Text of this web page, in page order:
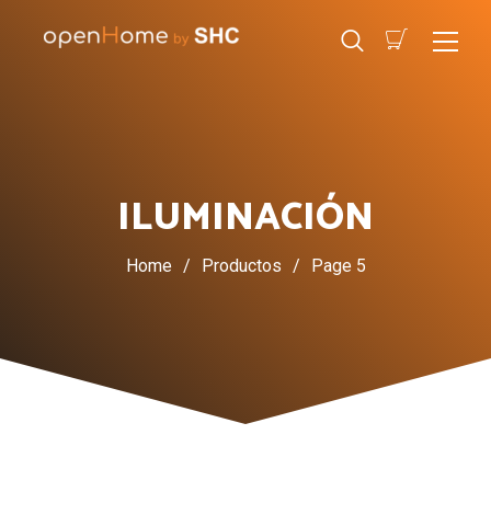
ILUMINACIÓN
Home / Productos / Page 5